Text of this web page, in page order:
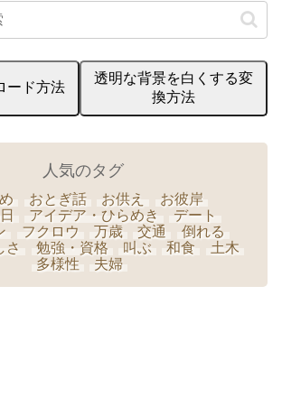
ード方法
透明な背景を白くする変
換方法
人気のタグ
おとぎ話 お供え
お彼岸
アイデア・ひらめき
デート
フクロウ 万歳 交通
倒れる
さ
勉強・資格 叫ぶ 和食
土木
多様性
夫婦